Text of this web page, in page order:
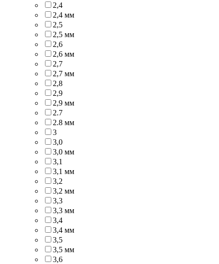
2,4
2,4 мм
2,5
2,5 мм
2,6
2,6 мм
2,7
2,7 мм
2,8
2,9
2,9 мм
2.7
2.8 мм
3
3,0
3,0 мм
3,1
3,1 мм
3,2
3,2 мм
3,3
3,3 мм
3,4
3,4 мм
3,5
3,5 мм
3,6